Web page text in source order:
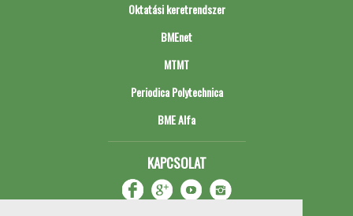
Oktatási keretrendszer
BMEnet
MTMT
Periodica Polytechnica
BME Alfa
KAPCSOLAT